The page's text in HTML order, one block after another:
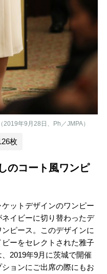
年9月28日、Ph／JMPA）
枚
のコート風ワンピ
ットデザインのワンピー
イビーに切り替わったデ
ピース。このデザインに
ーをセレクトされた雅子
2019年9月に茨城で開催
ョンにご出席の際にもお